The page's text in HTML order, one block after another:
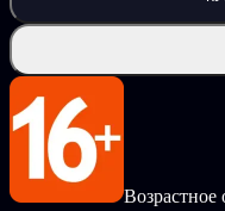
Возрастное